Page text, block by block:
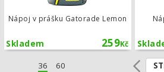
Nápoj v prášku Gatorade Lemon
259Kč
Skladem
36 60